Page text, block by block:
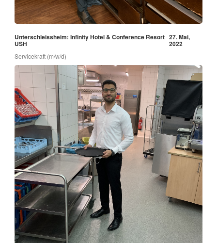
Unterschleissheim: Infinity Hotel & Conference Resort
USH
27. Mai,
2022
Servicekraft (m/w/d)